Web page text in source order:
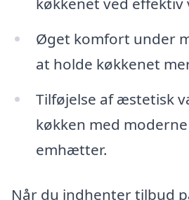
Øget komfort under
at holde køkkenet
Tilføjelse af æstetisk
køkken med
emhætter.
Når du indhenter tilbud